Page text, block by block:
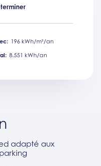
196 kWh/m²/an
8.551 kWh/an
adapté aux